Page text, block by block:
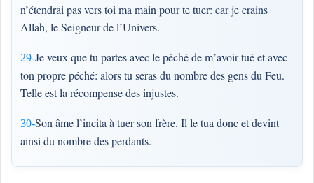
n’étendrai pas vers toi ma main pour te tuer: car je crains
Allah, le Seigneur de l’Univers.
29-Je veux que tu partes avec le péché de m’avoir tué et avec
ton propre péché: alors tu seras du nombre des gens du Feu.
Telle est la récompense des injustes.
30-Son âme l’incita à tuer son frère. Il le tua donc et devint
ainsi du nombre des perdants.